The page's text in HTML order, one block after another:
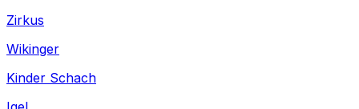
Zirkus
Wikinger
Kinder Schach